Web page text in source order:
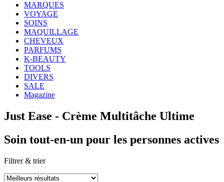
MARQUES
VOYAGE
SOINS
MAQUILLAGE
CHEVEUX
PARFUMS
K-BEAUTY
TOOLS
DIVERS
SALE
Magazine
Just Ease - Crème Multitâche Ultime
Soin tout-en-un pour les personnes actives
Filtrer & trier